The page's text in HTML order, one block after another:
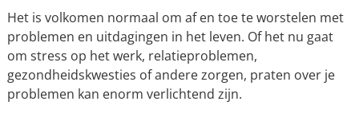
Het is volkomen normaal om af en toe te worstelen met
problemen en uitdagingen in het leven. Of het nu gaat
om stress op het werk, relatieproblemen,
gezondheidskwesties of andere zorgen, praten over je
problemen kan enorm verlichtend zijn.